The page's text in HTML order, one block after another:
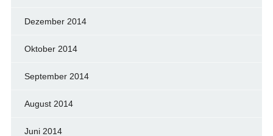
Dezember 2014
Oktober 2014
September 2014
August 2014
Juni 2014